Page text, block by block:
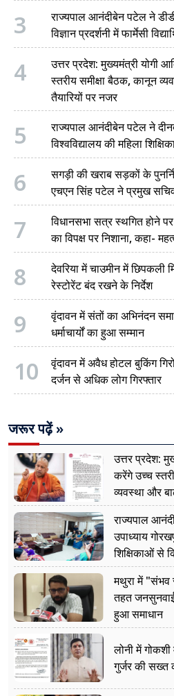
3
राज्यपाल आनंदीबेन पटेल ने
विज्ञान प्रदर्शनी में फार्मेसी
4
उत्तर प्रदेश: मुख्यमंत्री योगी
स्तरीय समीक्षा बैठक, कानून
तैयारियों पर नजर
5
राज्यपाल आनंदीबेन पटेल ने
विश्वविद्यालय की महिला
6
सगड़ी की खराब सड़कों के
एचएन सिंह पटेल ने प्रमुख सचिव
7
विधानसभा सत्र स्थगित होने
का विपक्ष पर निशाना, कहा-
8
देवरिया में चाउमीन में
रेस्टोरेंट बंद रखने के निर्देश
9
वृंदावन में संतों का अभिनंदन
धर्माचार्यों का हुआ सम्मान
10
वृंदावन में अवैध होटल बुकिंग
दर्जन से अधिक लोग गिरफ्तार
जरूर पढ़ें »
उत्तर प्रदेश:
करेंगे उच्च
व्यवस्था और
नजर
राज्यपाल
उपाध्याय
शिक्षिकाओं से
मथुरा में "संभव
तहत
हुआ समाधान
लोनी में
गुर्जर की सख्त